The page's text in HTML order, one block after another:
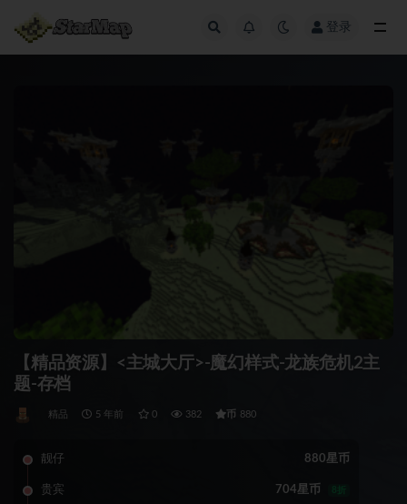
登录
【精品资源】<主城大厅>-魔幻样式-龙族危机2主
题-存档
精品 5 年前 0 382 币 880
靓仔 880星币
贵宾 704星币 8折